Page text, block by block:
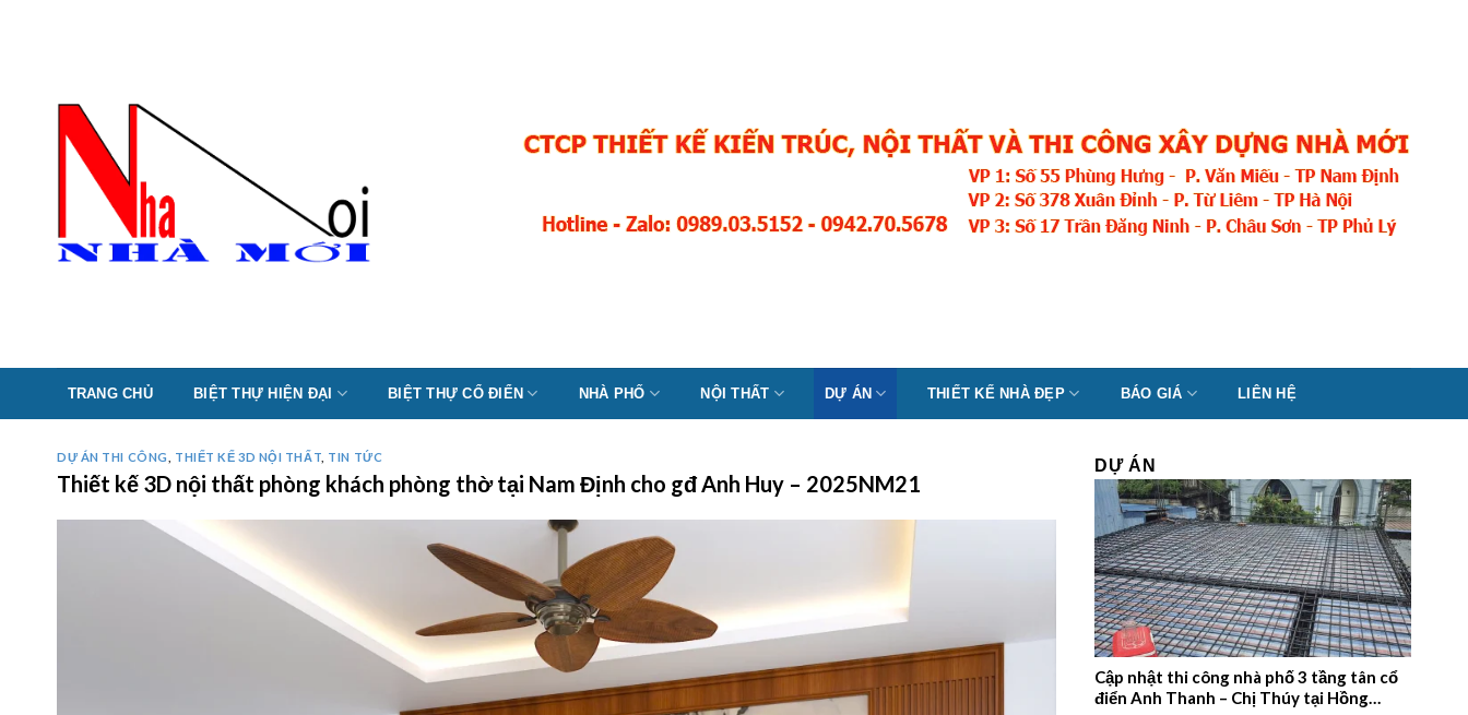
TRANG CHỦ BIỆT THỰ HIỆN ĐẠI BIỆT THỰ CỔ ĐIỂN NHÀ PHỐ NỘI THẤT DỰ ÁN THIẾT KẾ NHÀ ĐẸP BÁO GIÁ LIÊN HỆ
DỰ ÁN THI CÔNG THIẾT KẾ 3D NỘI THẤT TIN TỨC
Thiết kế 3D nội thất phòng khách phòng thờ tại Nam Định cho gđ Anh Huy – 2025NM21
DỰ ÁN
Cập nhật thi công nhà phố 3 tầng tân cổ
điển Anh Thanh – Chị Thúy tại Hồng